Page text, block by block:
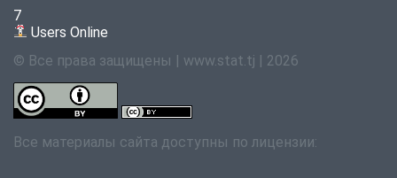
7
Users Online
© Все права защищены | www.stat.tj | 2026
Все материалы сайта доступны по лицензии: